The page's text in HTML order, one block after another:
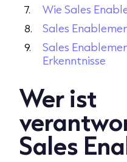
Wie Sales
Sales
Sales
Erkenntnisse
Wer ist
Sales